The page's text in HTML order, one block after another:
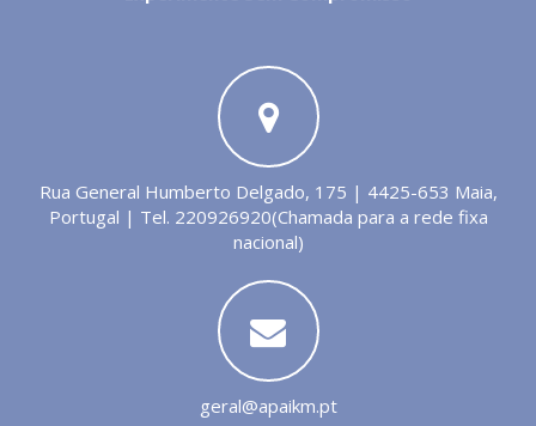
Rua General Humberto Delgado, 175 | 4425-653 Maia,
Portugal | Tel. 220926920(Chamada para a rede fixa
nacional)
geral@apaikm.pt